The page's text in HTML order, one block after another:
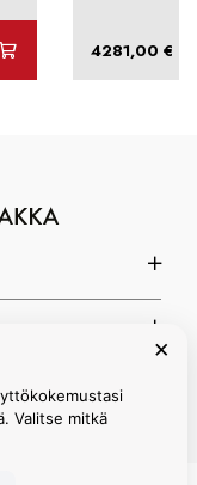
4281,00 €
×
Valitse mitkä